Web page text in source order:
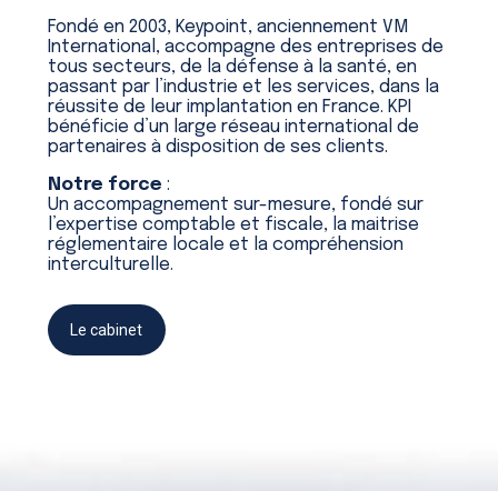
Fondé en 2003, Keypoint, anciennement VM
International, accompagne des entreprises de
tous secteurs, de la défense à la santé, en
passant par l’industrie et les services, dans la
réussite de leur implantation en France. KPI
bénéficie d’un large réseau international de
partenaires à disposition de ses clients.
Notre force :
Un accompagnement sur-mesure, fondé sur
l’expertise comptable et fiscale, la maitrise
réglementaire locale et la compréhension
interculturelle.
Le cabinet